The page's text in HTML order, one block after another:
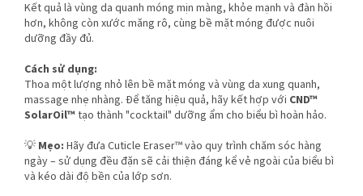
Kết quả là vùng da quanh móng mịn màng, khỏe mạnh và đàn hồi
hơn, không còn xước măng rô, cùng bề mặt móng được nuôi
dưỡng đầy đủ.
Cách sử dụng:
Thoa một lượng nhỏ lên bề mặt móng và vùng da xung quanh,
massage nhẹ nhàng. Để tăng hiệu quả, hãy kết hợp với CND™
SolarOil™ tạo thành "cocktail" dưỡng ẩm cho biểu bì hoàn hảo.
💡 Mẹo: Hãy đưa Cuticle Eraser™ vào quy trình chăm sóc hàng
ngày – sử dụng đều đặn sẽ cải thiện đáng kể vẻ ngoài của biểu bì
và kéo dài độ bền của lớp sơn.